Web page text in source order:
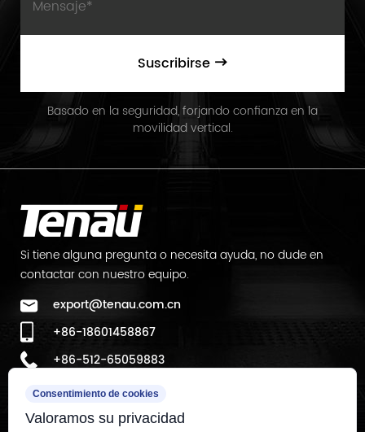
Suscribirse
Basado en la seguridad, forjando confianza en la
movilidad vertical.
Si tiene alguna pregunta o necesita ayuda, no dude en
contactar con nuestro equipo.
export@tenau.com.cn
+86-18601458867
+86-512-65059883
Ubicación de la fábrica:
Al este de la Calle Xicheng, al norte de la Calle Lianyi, Zona
Consentimiento de cookies
Valoramos su privacidad